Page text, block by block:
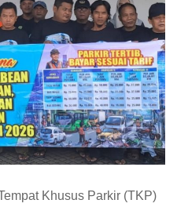
Khusus Parkir (TKP)